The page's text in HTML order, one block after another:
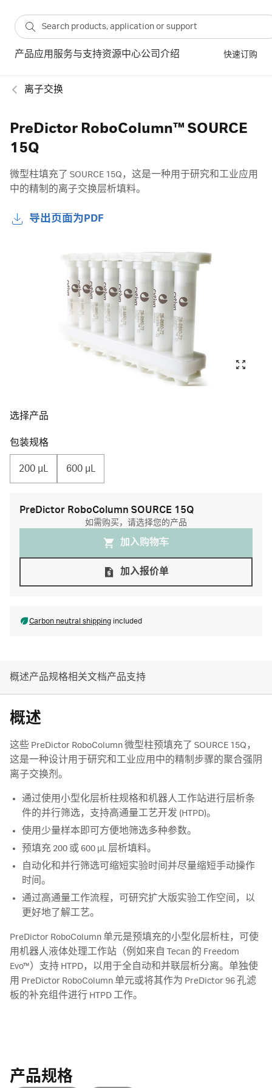
产品应用 服务与支持资源中心公司介绍 快速订购
离子交换
PreDictor RoboColumn™ SOURCE
15Q
微型柱填充了 SOURCE 15Q，这是一种用于研究和工业应用
中的精制的离子交换层析填料。
导出页面为PDF
选择产品
包装规格
200 μL 600 μL
PreDictor RoboColumn SOURCE 15Q
如需购买，请选择您的产品
加入购物⻋
加入报价单
Carbon neutral shipping included
概述产品规格相关文档产品支持
概述
这些 PreDictor RoboColumn 微型柱预填充了 SOURCE 15Q，
这是一种设计用于研究和工业应用中的精制步骤的聚合强阴
离子交换剂。
通过使用小型化层析柱规格和机器人工作站进行层析条
件的并行筛选，支持高通量工艺开发 (HTPD)。
使用少量样本即可方便地筛选多种参数。
预填充 200 或 600 µL 层析填料。
自动化和并行筛选可缩短实验时间并尽量缩短手动操作
时间。
通过高通量工作流程，可研究扩大版实验工作空间，以
更好地了解工艺。
PreDictor RoboColumn 单元是预填充的小型化层析柱，可使
用机器人液体处理工作站（例如来自 Tecan 的 Freedom
Evo™）支持 HTPD，以用于全自动和并联层析分离。单独使
用 PreDictor RoboColumn 单元或将其作为 PreDictor 96 孔滤
板的补充组件进行 HTPD 工作。
产品规格